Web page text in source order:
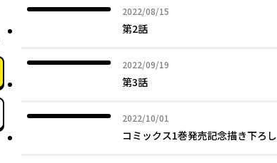
2022/08/15
2022年08月15日
第2話
2022/09/19
2022年09月19日
第3話
2022/10/01
2022年10月01日
コミックス1巻発売記念描き下